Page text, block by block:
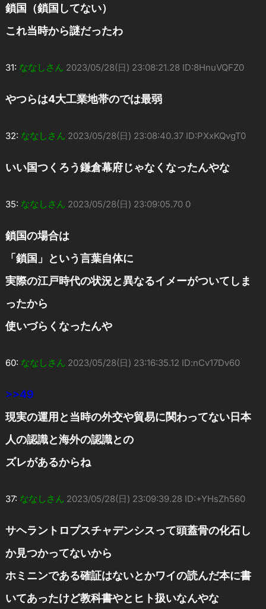
鎖国（鎖国してない）
これ当時から謎だったわ
31: ななしさん 2023/05/28(日) 23:08:21.28 ID:8HnuVQFZ0
やつらは4大工業地帯のでは最弱
32: ななしさん 2023/05/28(日) 23:08:40.37 ID:PXxKQvgT0
いい国つくろう鎌倉幕府じゃなくなったんやな
35: ななしさん 2023/05/28(日) 23:09:05.70 0
鎖国の場合は
「鎖国」という言葉自体に
実際の江戸時代の状況と異なるイメーがついてしま
ったから
使いづらくなったんや
60: ななしさん 2023/05/28(日) 23:16:35.12 ID:nCv17Dv60
>>49
現実の運用と当時の外交や貿易に関わってない日本
人の認識と海外の認識との
ズレがあるからね
37: ななしさん 2023/05/28(日) 23:09:39.28 ID:+YHsZh560
サヘラントロプスチャデンシスって頭蓋骨の化石し
か見つかってないから
ホミニンである確証はないとかワイの読んだ本に書
いてあったけど教科書やとヒト扱いなんやな